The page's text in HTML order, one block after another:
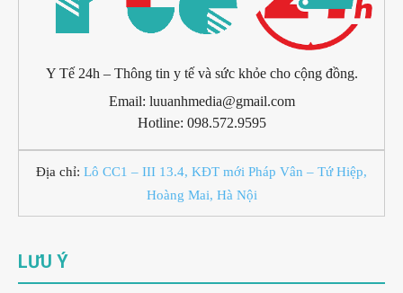
Y Tế 24h – Thông tin y tế và sức khỏe cho cộng đồng.
Email: luuanhmedia@gmail.com
Hotline: 098.572.9595
Địa chỉ: Lô CC1 – III 13.4, KĐT mới Pháp Vân – Tứ Hiệp,
Hoàng Mai, Hà Nội
LƯU Ý